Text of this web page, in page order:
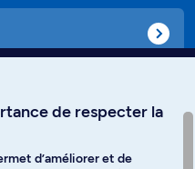
de respecter la
d’améliorer et de